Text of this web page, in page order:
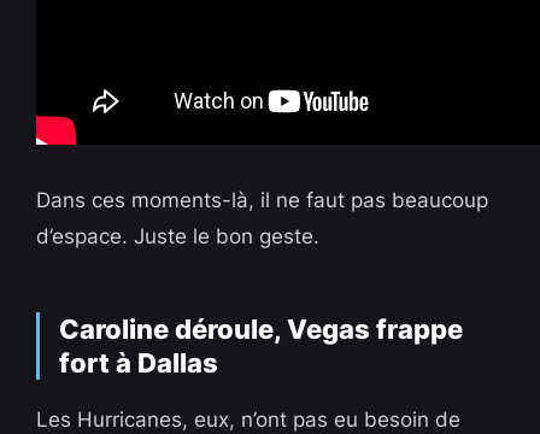
Dans ces moments-là, il ne faut pas beaucoup
d’espace. Juste le bon geste.
Caroline déroule, Vegas frappe
fort à Dallas
Les Hurricanes, eux, n’ont pas eu besoin de